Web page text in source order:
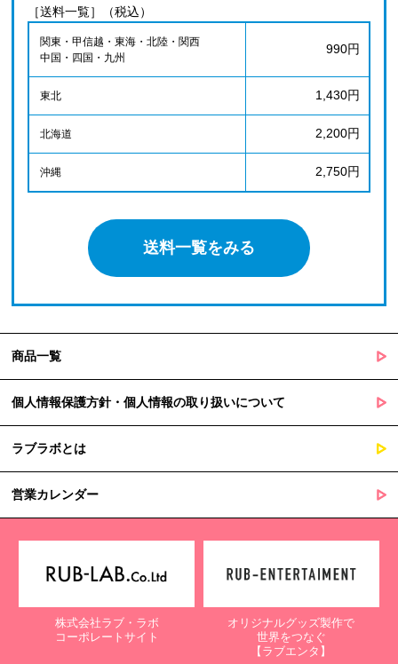
［送料一覧］（税込）
関東・甲信越・東海・北陸・関西
中国・四国・九州
990円
東北 1,430円
北海道 2,200円
沖縄 2,750円
送料一覧をみる
商品一覧
個人情報保護方針・個人情報の取り扱いについて
ラブラボとは
営業カレンダー
株式会社ラブ・ラボ
コーポレートサイト
オリジナルグッズ製作で
世界をつなぐ
【ラブエンタ】